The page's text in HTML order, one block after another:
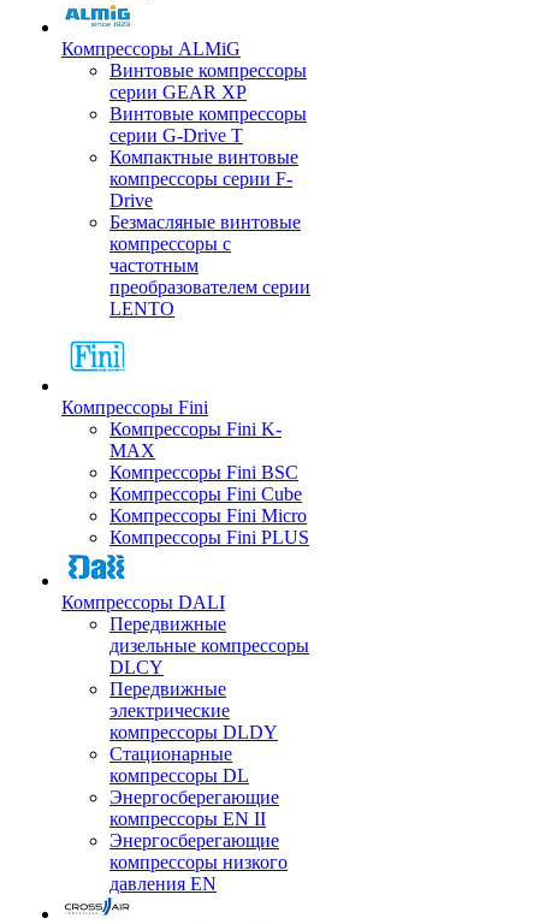
Компрессоры ALMiG
Винтовые компрессоры
серии GEAR XP
Винтовые компрессоры
серии G-Drive T
Компактные винтовые
компрессоры серии F-
Drive
Безмасляные винтовые
компрессоры с
частотным
преобразователем серии
LENTO
Компрессоры Fini
Компрессоры Fini K-
MAX
Компрессоры Fini BSC
Компрессоры Fini Cube
Компрессоры Fini Micro
Компрессоры Fini PLUS
Компрессоры DALI
Передвижные
дизельные компрессоры
DLCY
Передвижные
электрические
компрессоры DLDY
Стационарные
компрессоры DL
Энергосберегающие
компрессоры EN II
Энергосберегающие
компрессоры низкого
давления EN